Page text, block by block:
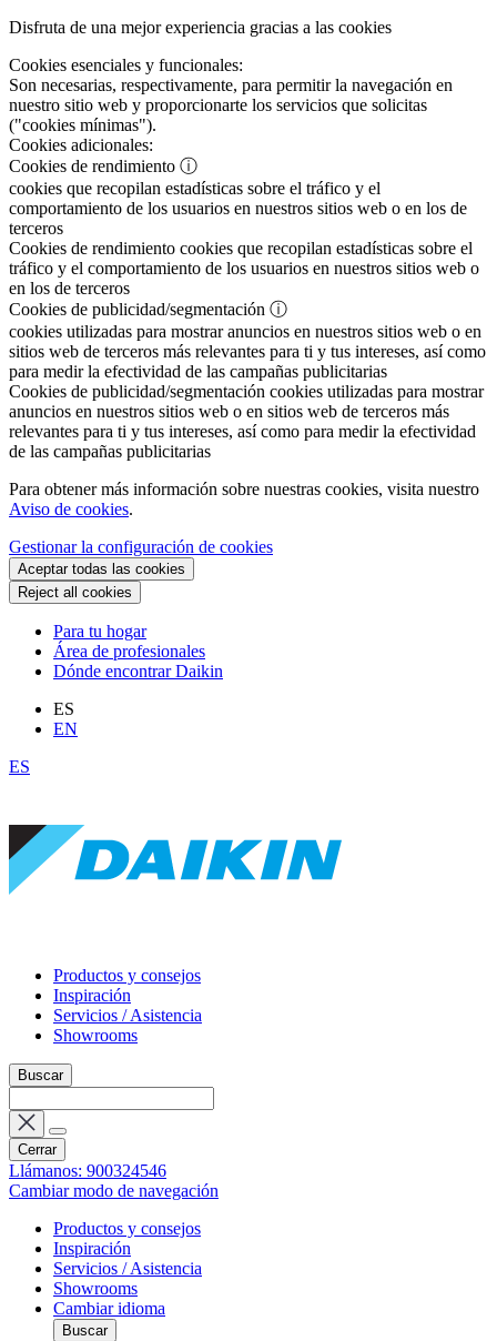
Disfruta de una mejor experiencia gracias a las cookies
Cookies esenciales y funcionales:
Son necesarias, respectivamente, para permitir la navegación en
nuestro sitio web y proporcionarte los servicios que solicitas
("cookies mínimas").
Cookies adicionales:
Cookies de rendimiento ⓘ
cookies que recopilan estadísticas sobre el tráfico y el
comportamiento de los usuarios en nuestros sitios web o en los de
terceros
Cookies de rendimiento cookies que recopilan estadísticas sobre el
tráfico y el comportamiento de los usuarios en nuestros sitios web o
en los de terceros
Cookies de publicidad/segmentación ⓘ
cookies utilizadas para mostrar anuncios en nuestros sitios web o en
sitios web de terceros más relevantes para ti y tus intereses, así como
para medir la efectividad de las campañas publicitarias
Cookies de publicidad/segmentación cookies utilizadas para mostrar
anuncios en nuestros sitios web o en sitios web de terceros más
relevantes para ti y tus intereses, así como para medir la efectividad
de las campañas publicitarias
Para obtener más información sobre nuestras cookies, visita nuestro
Aviso de cookies.
Gestionar la configuración de cookies
Aceptar todas las cookies
Reject all cookies
Para tu hogar
Área de profesionales
Dónde encontrar Daikin
ES
EN
ES
Productos y consejos
Inspiración
Servicios / Asistencia
Showrooms
Buscar
Cerrar
Llámanos: 900324546
Cambiar modo de navegación
Productos y consejos
Inspiración
Servicios / Asistencia
Showrooms
Cambiar idioma
Buscar